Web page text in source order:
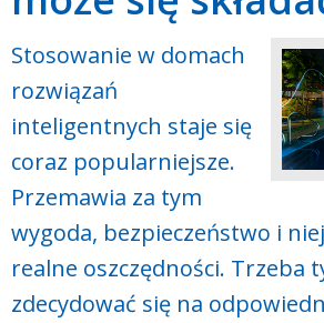
Stosowanie w domach
rozwiązań
inteligentnych staje się
coraz popularniejsze.
Przemawia za tym
wygoda, bezpieczeństwo i
realne oszczędności. Trzeba
zdecydować się na